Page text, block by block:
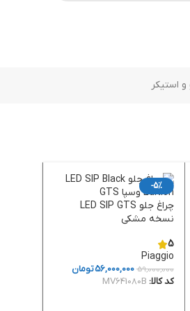
و استیکر
-5%
چراغ جلو LED SIP GTS
نسخه مشکی
5
Piaggio
59,000,000
56,000,000تومان
کد کالا: MV641080B